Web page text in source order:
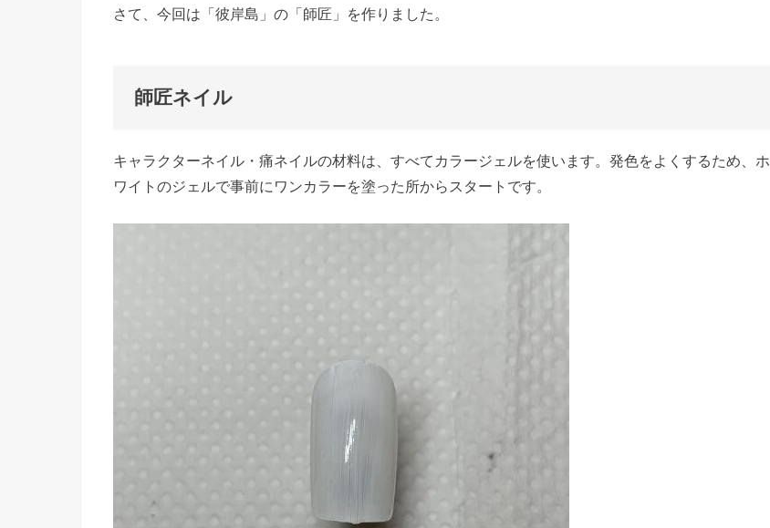
さて、今回は「彼岸島」の「師匠」を作りました。
師匠ネイル
キャラクターネイル・痛ネイルの材料は、すべてカラージェルを使います。発色をよくするため、ホ
ワイトのジェルで事前にワンカラーを塗った所からスタートです。